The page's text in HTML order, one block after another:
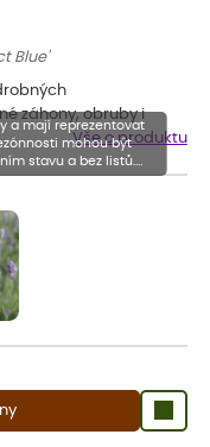
Blue'
záhony, obruby i
Vše o produktu
a mají reprezentovat
mohou být
stavu a bez listů.
je uvedená výška,